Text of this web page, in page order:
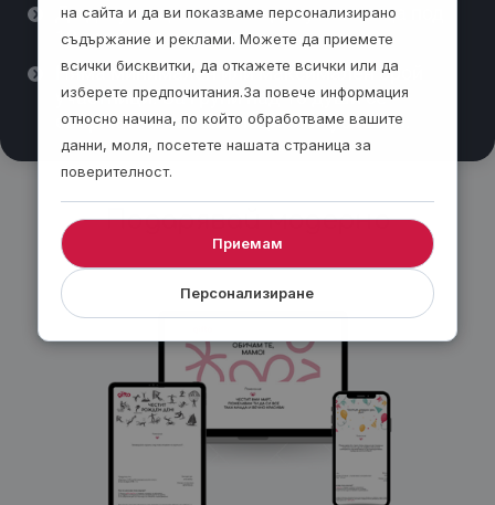
До дегустацията не се допускат лица под
18-годишна възраст.
Няма минимален или максимален брой
участници. За групи над 10 души се
свържете с нас за специални условия.
Подарявай модерно
на сайта и да ви показваме персонализирано
съдържание и реклами. Можете да приемете
всички бисквитки, да откажете всички или да
изберете предпочитания.За повече информация
относно начина, по който обработваме вашите
данни, моля, посетете нашата страница за
поверителност.
Персонализиране
Приемам